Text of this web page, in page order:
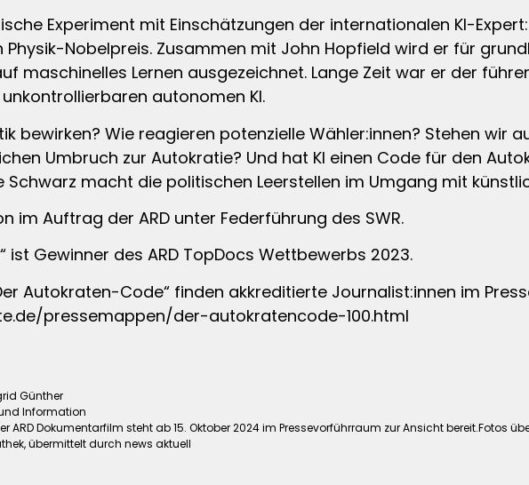
Experiment mit Einschätzungen der internationalen KI-
Physik-Nobelpreis. Zusammen mit John Hopfield wird er für
maschinelles Lernen ausgezeichnet. Lange Zeit war er der
autonomen KI.
bewirken? Wie reagieren potenzielle Wähler:innen? Stehen wir
Umbruch zur Autokratie? Und hat KI einen Code für den
Schwarz macht die politischen Leerstellen im Umgang mit
im Auftrag der ARD unter Federführung des SWR.
ist Gewinner des ARD TopDocs Wettbewerbs 2023.
Autokraten-Code“ finden akkreditierte Journalist:innen im
pressemappen/der-autokratencode-100.html
Günther
Information
ARD Dokumentarfilm steht ab 15. Oktober 2024 im Pressevorführraum zur Ansicht bereit.Fotos
übermittelt durch news aktuell